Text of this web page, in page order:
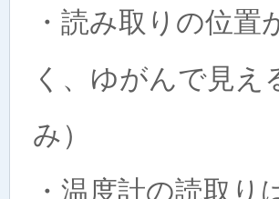
・読み取りの位
く、ゆがんで見
み）
・温度計の読取